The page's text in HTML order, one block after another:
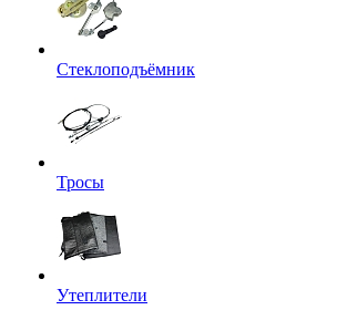
Стеклоподъёмник
Тросы
Утеплители